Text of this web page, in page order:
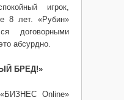
игрок,
8 лет. «Рубин»
договорными
абсурдно.
БРЕД!»
«БИЗНЕС Online»